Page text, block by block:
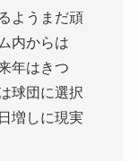
ようまだ頑
内からは
年はきつ
球団に選択
増しに現実